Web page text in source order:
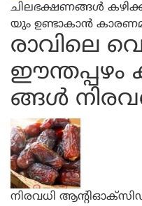
ചിലഭക്ഷണങ്ങള്‍
യും ഉണ്ടാകാന്‍
രാവിലെ
ങ്ങള്‍
നിരവധി